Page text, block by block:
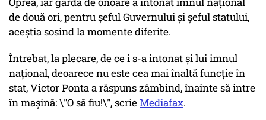
de două ori, pentru şeful Guvernului şi șeful statului,
aceştia sosind la momente diferite.
Întrebat, la plecare, de ce i s-a intonat şi lui imnul
naţional, deoarece nu este cea mai înaltă funcţie în
stat, Victor Ponta a răspuns zâmbind, înainte să intre
în maşină: \"O să fiu!\", scrieMediafax.